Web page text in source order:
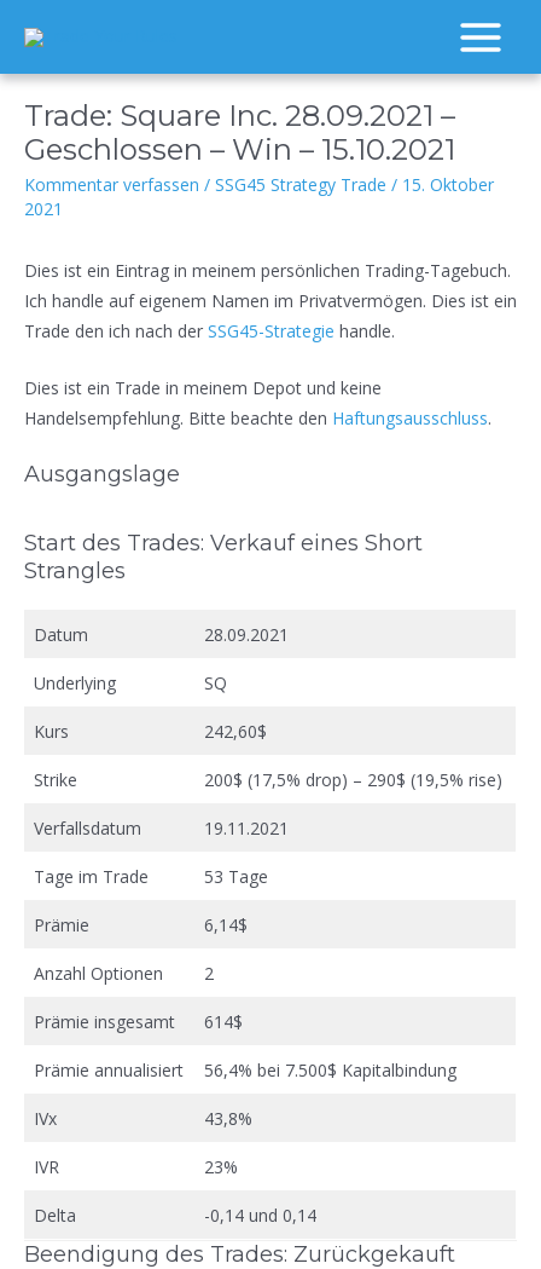
Inhalt
springen
Main
Trade: Square Inc. 28.09.2021 –
Geschlossen – Win – 15.10.2021
Kommentar verfassen / SSG45 Strategy Trade / 15. Oktober
2021
Dies ist ein Eintrag in meinem persönlichen Trading-Tagebuch.
Ich handle auf eigenem Namen im Privatvermögen. Dies ist ein
Trade den ich nach der SSG45-Strategie handle.
Dies ist ein Trade in meinem Depot und keine
Handelsempfehlung. Bitte beachte den Haftungsausschluss.
Ausgangslage
Start des Trades: Verkauf eines Short
Strangles
Datum 28.09.2021
Underlying SQ
Kurs 242,60$
Strike 200$ (17,5% drop) – 290$ (19,5% rise)
Verfallsdatum 19.11.2021
Tage im Trade 53 Tage
Prämie 6,14$
Anzahl Optionen 2
Prämie insgesamt 614$
Prämie annualisiert 56,4% bei 7.500$ Kapitalbindung
IVx 43,8%
IVR 23%
Delta -0,14 und 0,14
Beendigung des Trades: Zurückgekauft